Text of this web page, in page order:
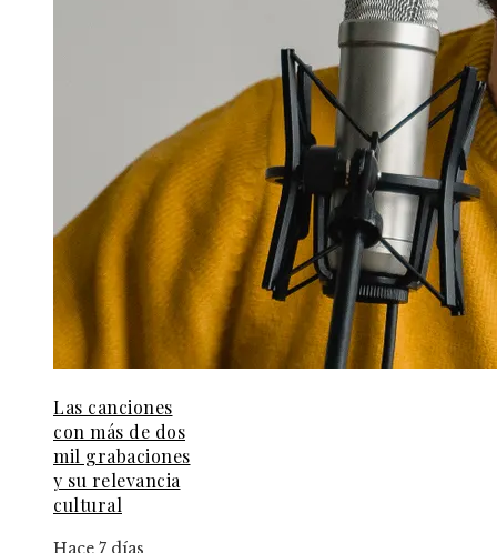
Las canciones
con más de dos
mil grabaciones
y su relevancia
cultural
Hace 7 días